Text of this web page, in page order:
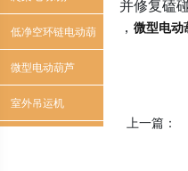
低净空环链电动葫
芦
微型电动葫芦
室外吊运机
并修复磕
，微型电动
上一篇：